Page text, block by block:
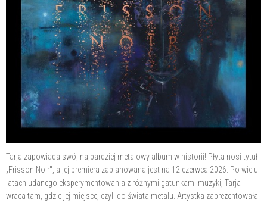
Tarja zapowiada swój najbardziej metalowy album w historii! Płyta nosi tytuł
„Frisson Noir", a jej premiera zaplanowana jest na 12 czerwca 2026. Po wielu
latach udanego eksperymentowania z różnymi gatunkami muzyki, Tarja
wraca tam, gdzie jej miejsce, czyli do świata metalu. Artystka zaprezentowała